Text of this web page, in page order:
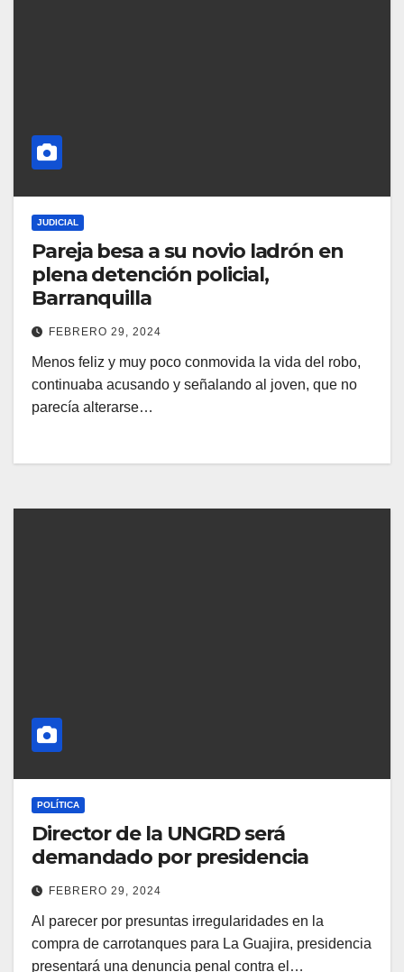
JUDICIAL
Pareja besa a su novio ladrón en
plena detención policial,
Barranquilla
FEBRERO 29, 2024
Menos feliz y muy poco conmovida la vida del robo,
continuaba acusando y señalando al joven, que no
parecía alterarse…
POLÍTICA
Director de la UNGRD será
demandado por presidencia
FEBRERO 29, 2024
Al parecer por presuntas irregularidades en la
compra de carrotanques para La Guajira, presidencia
presentará una denuncia penal contra el…